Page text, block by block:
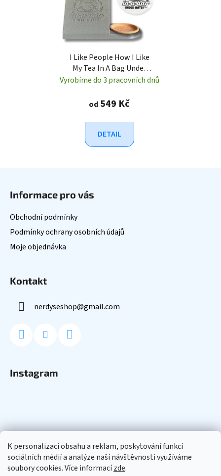
K personalizaci obsahu a reklam, poskytování funkcí
sociálních médií a analýze naší návštěvnosti využíváme
soubory cookies. Více informacízde.
I Like People How I Like
My Tea In A Bag Under
Water
Vyrobíme do 3 pracovních dnů
od 549 Kč
DETAIL
Informace pro vás
Obchodní podmínky
Podmínky ochrany osobních údajů
Moje objednávka
Kontakt
nerdyseshop@gmail.com
Instagram